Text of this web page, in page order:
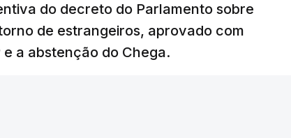
, dando especial atenção a quem vive em
de menores rendimentos, os idosos
do decreto do Parlamento sobre
de estrangeiros, aprovado com
a abstenção do Chega.